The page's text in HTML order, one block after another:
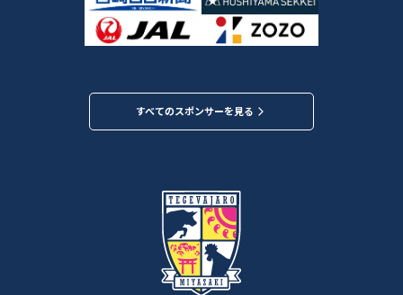
すべてのスポンサーを見る